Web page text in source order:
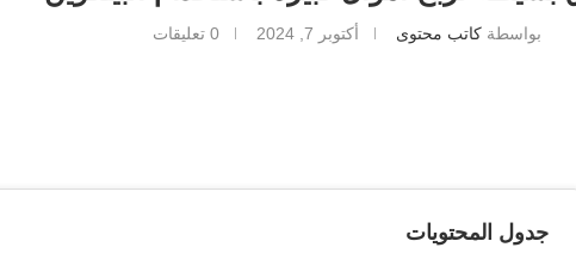
بواسطة كاتب محتوى أكتوبر 7, 2024 0 تعليقات
جدول المحتويات